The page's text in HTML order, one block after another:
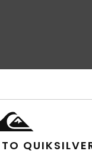
Preis-Leistungs-